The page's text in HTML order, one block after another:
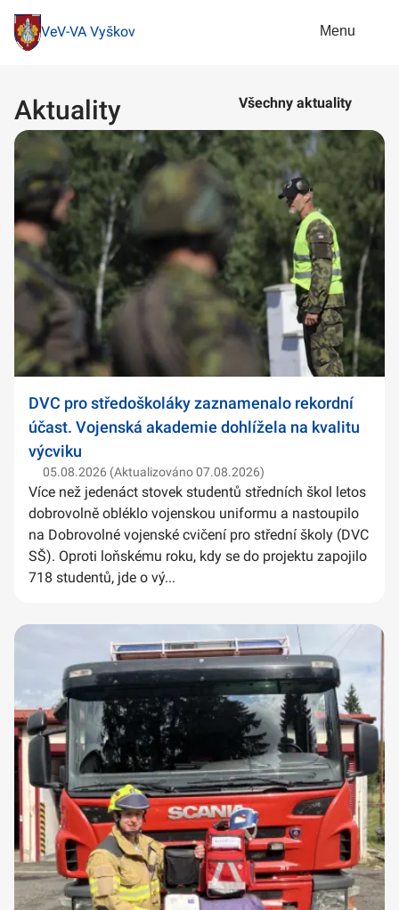
VeV-VA Vyškov Menu
Aktuality Všechny aktuality
DVC pro středoškoláky zaznamenalo rekordní
účast. Vojenská akademie dohlížela na kvalitu
výcviku
05.08.2026 (Aktualizováno 07.08.2026)
Více než jedenáct stovek studentů středních škol letos
dobrovolně obléklo vojenskou uniformu a nastoupilo
na Dobrovolné vojenské cvičení pro střední školy (DVC
SŠ). Oproti loňskému roku, kdy se do projektu zapojilo
718 studentů, jde o vý...